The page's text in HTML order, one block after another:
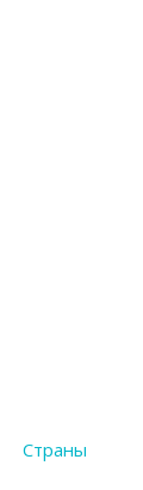
Страны